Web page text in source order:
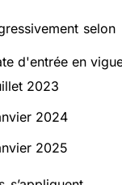
selon
d'entrée en
2023
2024
2025